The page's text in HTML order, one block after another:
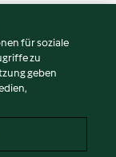
für soziale
zu
geben